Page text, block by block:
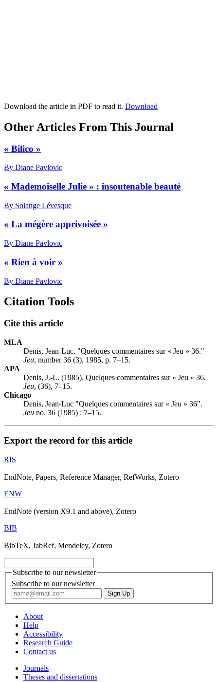
Download the article in PDF to read it. Download
Other Articles From This Journal
« Bilico »
By Diane Pavlovic
« Mademoiselle Julie » : insoutenable beauté
By Solange Lévesque
« La mégère apprivoisée »
By Diane Pavlovic
« Rien à voir »
By Diane Pavlovic
Citation Tools
Cite this article
MLA
Denis, Jean-Luc. "Quelques commentaires sur « Jeu » 36."
Jeu, number 36 (3), 1985, p. 7–15.
APA
Denis, J.-L. (1985). Quelques commentaires sur « Jeu » 36.
Jeu, (36), 7–15.
Chicago
Denis, Jean-Luc "Quelques commentaires sur « Jeu » 36".
Jeu no. 36 (1985) : 7–15.
Export the record for this article
RIS
EndNote, Papers, Reference Manager, RefWorks, Zotero
ENW
EndNote (version X9.1 and above), Zotero
BIB
BibTeX, JabRef, Mendeley, Zotero
Subscribe to our newsletter
Subscribe to our newsletter
About
Help
Accessibility
Research Guide
Contact us
Journals
Theses and dissertations